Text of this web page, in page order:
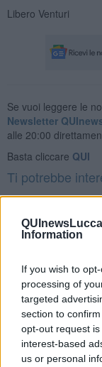
Information
If you wish to
processing of
targeted
section to
opt-out request
interest-based
us or personal
Libero Venturi
Se vuoi leggere le
Newsletter
alle 20:00
Basta cliccare QUI
Ti potrebbe
​Agorà reloaded
Ultimo
Carrà
Può darsi
Europei
Acciaio
Il Presidente
​Il Giro
Insopportabile